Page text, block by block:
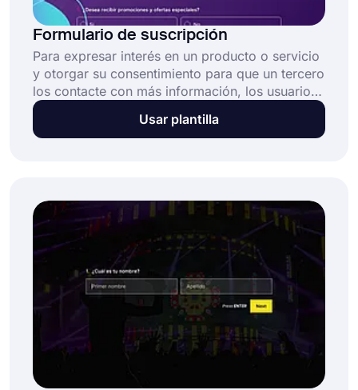
Formulario de suscripción
Para expresar interés en un producto o servicio
y otorgar su consentimiento para que un tercero
los contacte con más información, los usuarios
de la web deben utilizar la plantilla de
formulario de suscripción. Puede utilizar el
clientes. Este formulario de suscripción en línea
gratuito le permite:
Usar plantilla